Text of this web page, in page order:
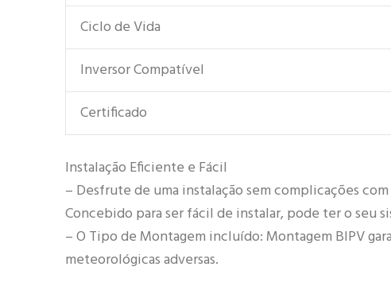
Ciclo de Vida
Inversor Compatível
Certificado
Instalação Eficiente e Fácil
– Desfrute de uma instalação sem complicações
Concebido para ser fácil de instalar, pode ter o seu
– O Tipo de Montagem incluído: Montagem BIPV
meteorológicas adversas.